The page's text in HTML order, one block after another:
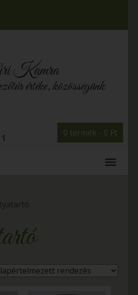
Kamra
értéke, közösségünk
0 termék - 0 Ft